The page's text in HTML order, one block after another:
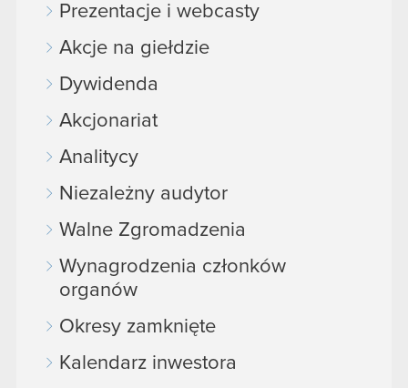
Prezentacje i webcasty
Akcje na giełdzie
Dywidenda
Akcjonariat
Analitycy
Niezależny audytor
Walne Zgromadzenia
Wynagrodzenia członków
organów
Okresy zamknięte
Kalendarz inwestora